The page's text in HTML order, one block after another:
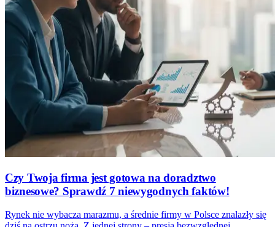
Czy Twoja firma jest gotowa na doradztwo
biznesowe? Sprawdź 7 niewygodnych faktów!
Rynek nie wybacza marazmu, a średnie firmy w Polsce znalazły się